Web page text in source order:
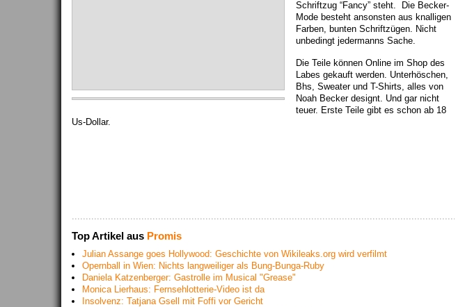
Schriftzug “Fancy” steht. Die Becker-
Mode besteht ansonsten aus knalligen
Farben, bunten Schriftzügen. Nicht
unbedingt jedermanns Sache.
Die Teile können Online im Shop des
Labes gekauft werden. Unterhöschen,
Bhs, Sweater und T-Shirts, alles von
Noah Becker designt. Und gar nicht
teuer. Erste Teile gibt es schon ab 18
Us-Dollar.
Top Artikel aus Promis
Julian Assange goes Hollywood: Geschichte von Wikileaks.org wird verfilmt
Opernball in Wien: Nichts langweiliger als Bung-Bunga-Ruby
Daniela Katzenberger: Gastrolle im Musical "Grease"
Monica Lierhaus: Fernsehlotterie-Video ist da
Insolvenz: Tatjana Gsell mit Foffi vor Gericht